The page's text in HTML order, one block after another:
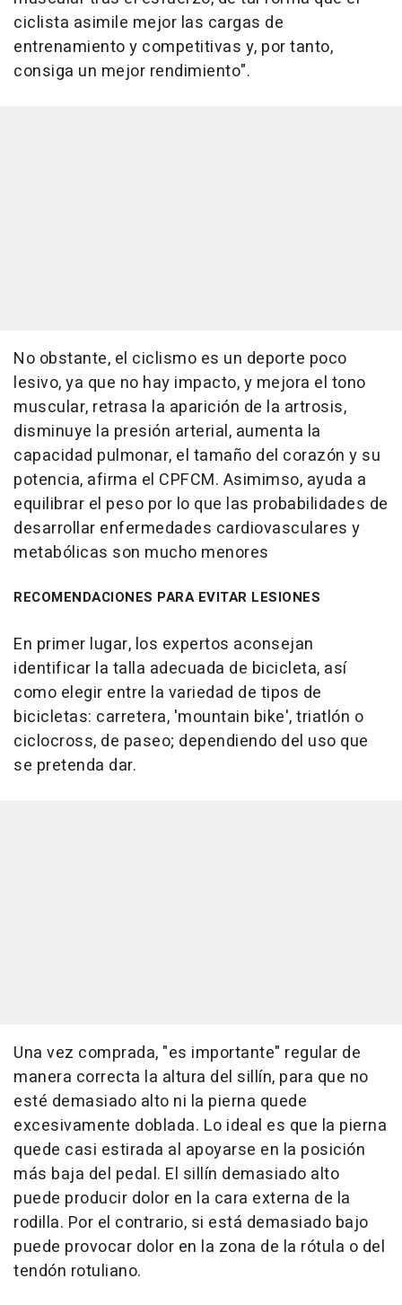
ciclista asimile mejor las cargas de
entrenamiento y competitivas y, por tanto,
consiga un mejor rendimiento".
No obstante, el ciclismo es un deporte poco
lesivo, ya que no hay impacto, y mejora el tono
muscular, retrasa la aparición de la artrosis,
disminuye la presión arterial, aumenta la
capacidad pulmonar, el tamaño del corazón y su
potencia, afirma el CPFCM. Asimimso, ayuda a
equilibrar el peso por lo que las probabilidades de
desarrollar enfermedades cardiovasculares y
metabólicas son mucho menores
RECOMENDACIONES PARA EVITAR LESIONES
En primer lugar, los expertos aconsejan
identificar la talla adecuada de bicicleta, así
como elegir entre la variedad de tipos de
bicicletas: carretera, 'mountain bike', triatlón o
ciclocross, de paseo; dependiendo del uso que
se pretenda dar.
Una vez comprada, "es importante" regular de
manera correcta la altura del sillín, para que no
esté demasiado alto ni la pierna quede
excesivamente doblada. Lo ideal es que la pierna
quede casi estirada al apoyarse en la posición
más baja del pedal. El sillín demasiado alto
puede producir dolor en la cara externa de la
rodilla. Por el contrario, si está demasiado bajo
puede provocar dolor en la zona de la rótula o del
tendón rotuliano.